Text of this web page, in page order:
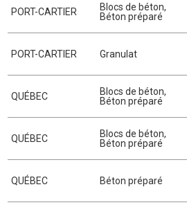
PORT-CARTIER Blocs de béton,
Béton préparé
PORT-CARTIER Granulat
QUÉBEC Blocs de béton,
Béton préparé
QUÉBEC Blocs de béton,
Béton préparé
QUÉBEC Béton préparé